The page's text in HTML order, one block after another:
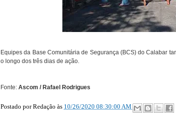
Equipes da Base Comunitária de Segurança (BCS) do Calabar
o longo dos três dias de ação.
Fonte: Ascom / Rafael Rodrigues
Postado porRedação às 10/26/2020 08:30:00 AM